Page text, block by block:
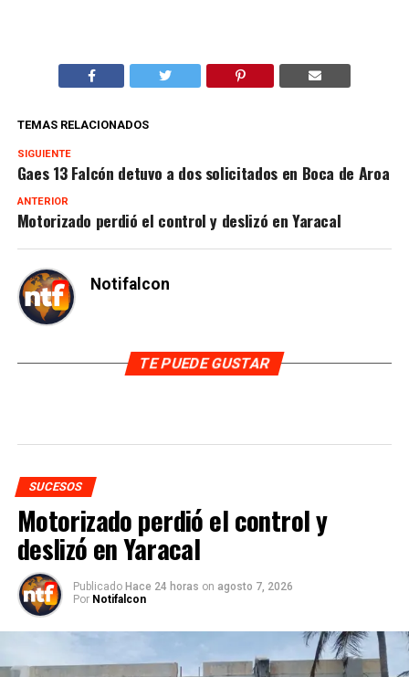
TEMAS RELACIONADOS
SIGUIENTE
Gaes 13 Falcón detuvo a dos solicitados en Boca de Aroa
ANTERIOR
Motorizado perdió el control y deslizó en Yaracal
Notifalcon
TE PUEDE GUSTAR
SUCESOS
Motorizado perdió el control y
deslizó en Yaracal
Publicado Hace 24 horas on agosto 7, 2026
Por Notifalcon